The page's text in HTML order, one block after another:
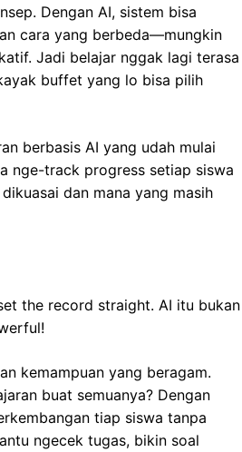
Dengan AI, sistem bisa
cara yang berbeda—mungkin
Jadi belajar nggak lagi terasa
buffet yang lo bisa pilih
berbasis AI yang udah mulai
nge-track progress setiap siswa
dan mana yang masih
the record straight. AI itu bukan
kemampuan yang beragam.
buat semuanya? Dengan
tiap siswa tanpa
ngecek tugas, bikin soal